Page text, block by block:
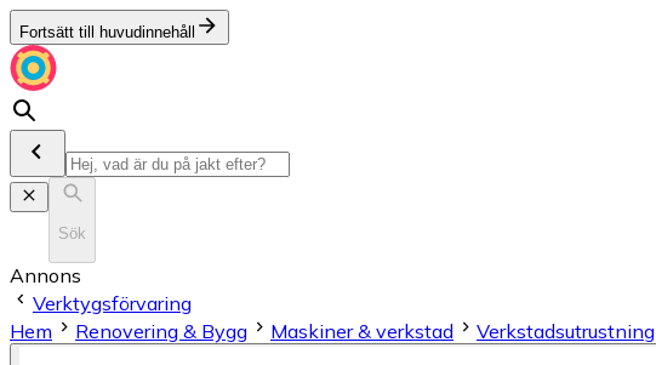
Fortsätt till huvudinnehåll
Sök
Annons
Verktygsförvaring
Hem
Renovering & Bygg Maskiner & verkstad Verkstadsutrustning